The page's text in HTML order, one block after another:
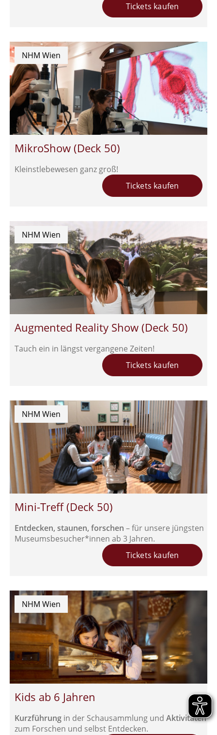
Tickets kaufen
NHM Wien
MikroShow (Deck 50)
Kleinstlebewesen ganz groß!
Tickets kaufen
NHM Wien
Augmented Reality Show (Deck 50)
Tauch ein in längst vergangene Zeiten!
Tickets kaufen
NHM Wien
Mini-Treff (Deck 50)
Entdecken, staunen, forschen – für unsere jüngsten
Museumsbesucher*innen ab 3 Jahren.
Tickets kaufen
NHM Wien
Kids ab 6 Jahren
Kurzführung in der Schausammlung und Aktivitäten
zum Forschen und selbst Entdecken.